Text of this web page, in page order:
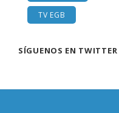
TV EGB
SÍGUENOS EN TWITTER